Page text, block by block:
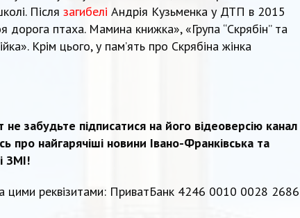
Після загибелі Андрія Кузьменка у ДТП в 2015
дорога птаха. Мамина книжка», «Група “Скрябін” та
Крім цього, у пам’ять про Скрябіна жінка
забудьте підписатися на його відеоверсію канал
про найгарячіші новини Івано-Франківська та
ЗМІ!
цими реквізитами: ПриватБанк 4246 0010 0028 2686